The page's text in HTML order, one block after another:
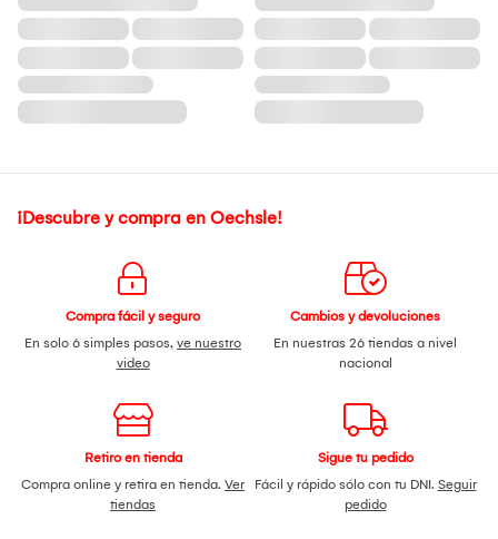
¡Descubre y compra en Oechsle!
Compra fácil y seguro
En solo 6 simples pasos, ve nuestro
video
Cambios y devoluciones
En nuestras 26 tiendas a nivel
nacional
Retiro en tienda
Compra online y retira en tienda. Ver
tiendas
Sigue tu pedido
Fácil y rápido sólo con tu DNI. Seguir
pedido